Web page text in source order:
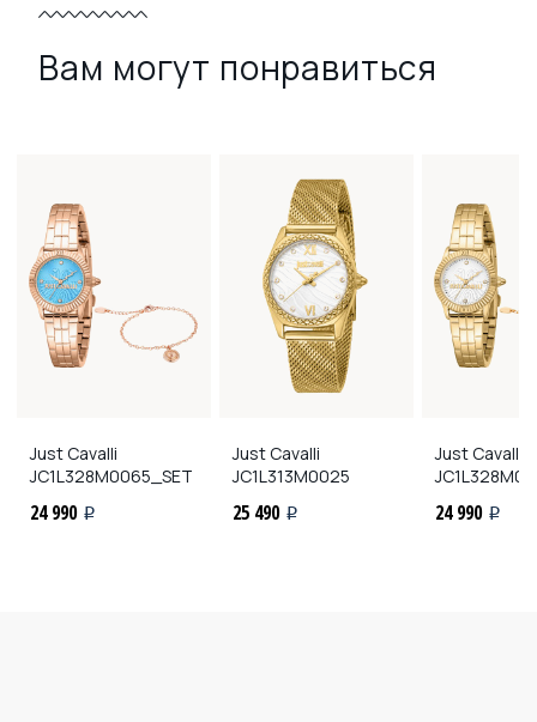
Вам могут понравиться
Just Cavalli
JC1L328M0065_SET
24 990 i
Just Cavalli
JC1L313M0025
25 490 i
Just Cavalli
24 990 i